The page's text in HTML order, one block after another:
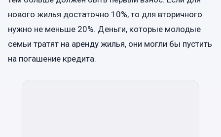
нового жилья достаточно 10%, то для вторичного
нужно не меньше 20%. Деньги, которые молодые
семьи тратят на аренду жилья, они могли бы пустить
на погашение кредита.